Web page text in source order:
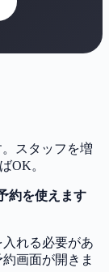
スタッフを増
OK。
約を使えます
入れる必要があ
画面が開きま